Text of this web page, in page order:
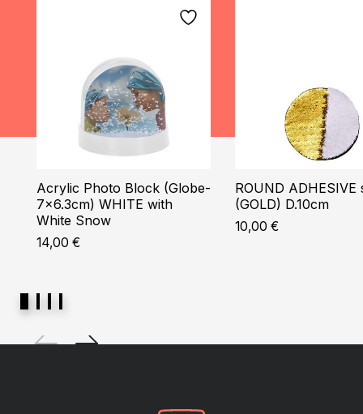
Acrylic Photo Block (Globe-
7×6.3cm) WHITE with
White Snow
14,00 €
ROUND ADHESIVE
(GOLD) D.10cm
10,00 €